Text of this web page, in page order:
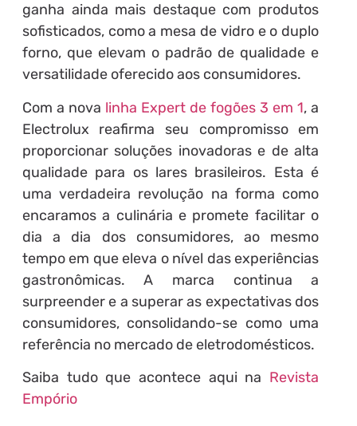
ganha ainda mais destaque com produtos
sofisticados, como a mesa de vidro e o duplo
forno, que elevam o padrão de qualidade e
versatilidade oferecido aos consumidores.
Com a nova linha Expert de fogões 3 em 1, a
Electrolux reafirma seu compromisso em
proporcionar soluções inovadoras e de alta
qualidade para os lares brasileiros. Esta é
uma verdadeira revolução na forma como
encaramos a culinária e promete facilitar o
dia a dia dos consumidores, ao mesmo
tempo em que eleva o nível das experiências
gastronômicas. A marca continua a
surpreender e a superar as expectativas dos
consumidores, consolidando-se como uma
referência no mercado de eletrodomésticos.
Saiba tudo que acontece aqui na Revista
Empório